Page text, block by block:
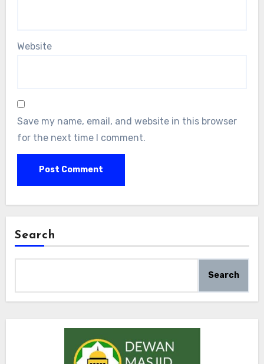
Website
Save my name, email, and website in this browser
for the next time I comment.
Search
Search